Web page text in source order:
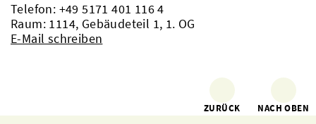
Telefon: +49 5171 401 116 4
Raum: 1114, Gebäudeteil 1, 1. OG
E-Mail schreiben
ZURÜCK NACH OBEN